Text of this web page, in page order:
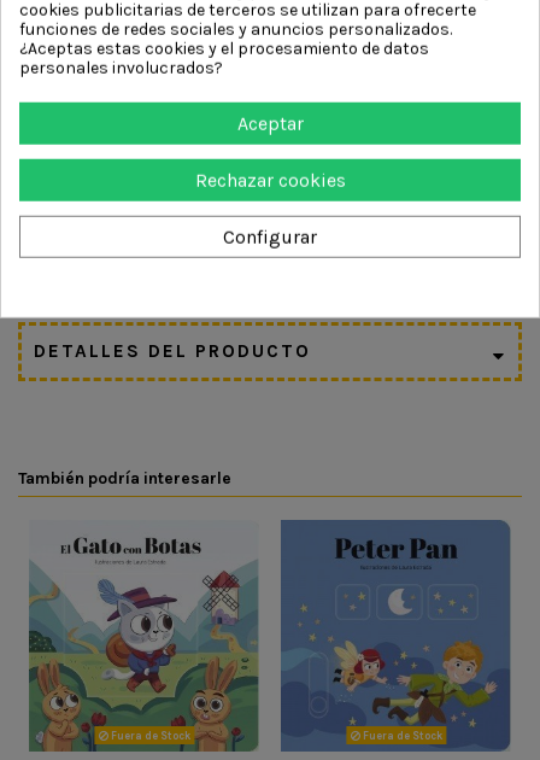
y perseverancia.
📖 Primer acercamiento a los cuentos clásicos, de
forma adaptada y cercana.
🤝 Lectura compartida, fomentando la interacción y el
vínculo adulto–niño.
Un libro ideal para descubrir los cuentos clásicos
jugando, perfecto para estimular la curiosidad, la
participación activa y el gusto por la lectura desde
DETALLES DEL PRODUCTO
También podría interesarle
Fuera de Stock Fuera de Stock
cookies publicitarias de terceros se utilizan para ofrecerte
funciones de redes sociales y anuncios personalizados.
¿Aceptas estas cookies y el procesamiento de datos
personales involucrados?
Aceptar
Rechazar cookies
Configurar